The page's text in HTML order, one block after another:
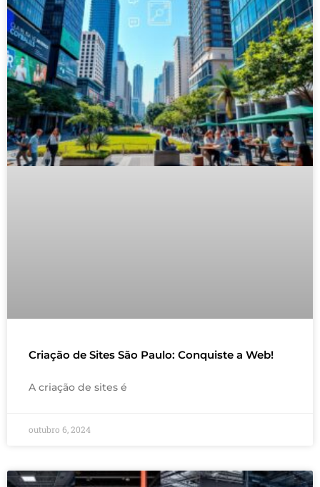
Criação de Sites São Paulo: Conquiste a Web!
A criação de sites é
outubro 6, 2024